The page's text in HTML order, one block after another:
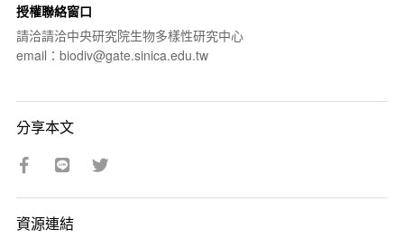
授權聯絡窗口
請洽請洽中央研究院生物多樣性研究中心
email：biodiv@gate.sinica.edu.tw
分享本文
資源連結